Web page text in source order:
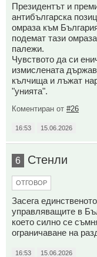
Президентът и
антибългарска
омраза към
подемат тази
палежи.
Чувството да си
измислената
кълчища и лъжат
"унията".
Коментиран от #26
16:53 15.06.2026
6 Стенли
ОТГОВОР
Засега
управляващите в
което силно се
ограничаване на
16:53 15.06.2026